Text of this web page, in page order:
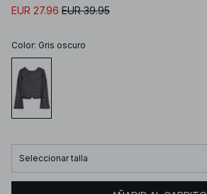
EUR 27.96 EUR 39.95
Color: Gris oscuro
Seleccionar talla